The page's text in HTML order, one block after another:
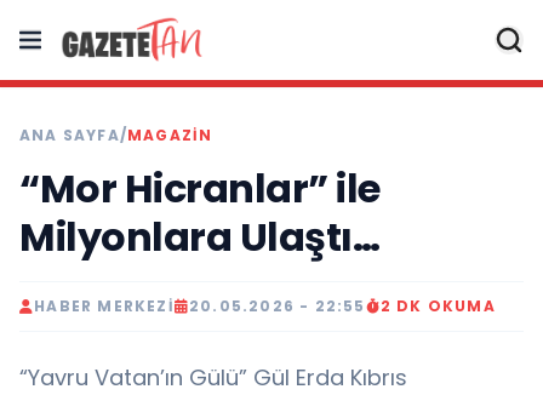
ANA SAYFA/MAGAZİN
“Mor Hicranlar” ile
Milyonlara Ulaştı…
HABER MERKEZI 20.05.2026 - 22:55 2 DK OKUMA
“Yavru Vatan’ın Gülü” Gül Erda Kıbrıs